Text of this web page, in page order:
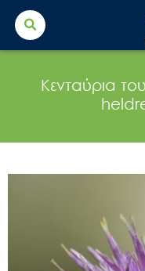
Search
for:
Κενταύρια